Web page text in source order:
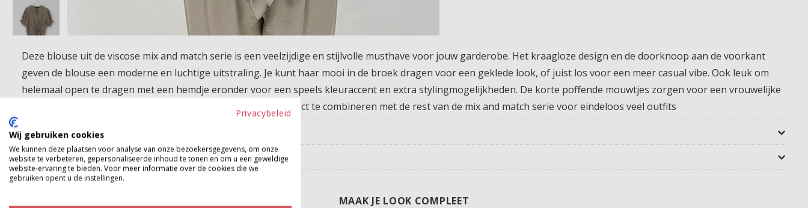
Deze blouse uit de viscose mix and match serie is een veelzijdige en stijlvolle musthave voor jouw garderobe. Het kraagloze design en de doorknoop aan de voorkant
geven de blouse een moderne en luchtige uitstraling. Je kunt haar mooi in de broek dragen voor een geklede look, of juist los voor een meer casual vibe. Ook leuk om
helemaal open te dragen met een hemdje eronder voor een speels kleuraccent en extra stylingmogelijkheden. De korte poffende mouwtjes zorgen voor een vrouwelijke
en trendy touch die de blouse nét dat beetje extra geeft. Perfect te combineren met de rest van de mix and match serie voor eindeloos veel outfits
Product kenmerken
Betaalinformatie
MAAK JE LOOK COMPLEET
Privacybeleid
Wij gebruiken cookies
We kunnen deze plaatsen voor analyse van onze bezoekersgegevens, om onze
website te verbeteren, gepersonaliseerde inhoud te tonen en om u een geweldige
website-ervaring te bieden. Voor meer informatie over de cookies die we
gebruiken opent u de instellingen.